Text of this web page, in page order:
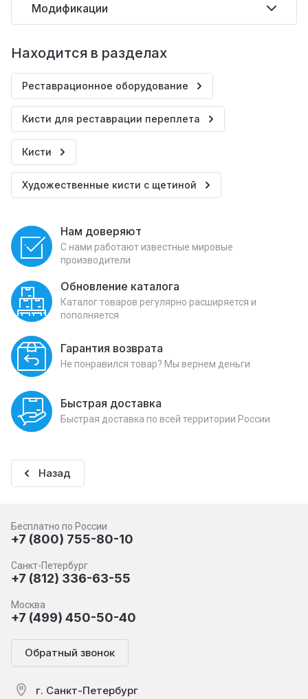
Модификации
Находится в разделах
Реставрационное оборудование
Кисти для реставрации переплета
Кисти
Художественные кисти с щетиной
Нам доверяют
С нами работают известные мировые
производители
Обновление каталога
Каталог товаров регулярно расширяется и
пополняется
Гарантия возврата
Не понравился товар? Мы вернем деньги
Быстрая доставка
Быстрая доставка по всей территории России
Назад
Бесплатно по России
+7 (800) 755-80-10
Санкт-Петербург
+7 (812) 336-63-55
Москва
+7 (499) 450-50-40
Обратный звонок
г. Санкт-Петербург